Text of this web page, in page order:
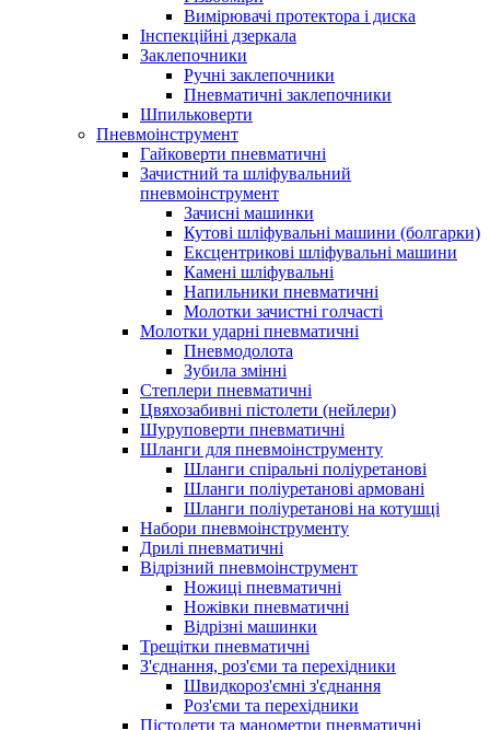
Вимірювачі протектора і диска
Інспекційні дзеркала
Заклепочники
Ручні заклепочники
Пневматичні заклепочники
Шпильковерти
Пневмоінструмент
Гайковерти пневматичні
Зачистний та шліфувальний
пневмоінструмент
Зачисні машинки
Кутові шліфувальні машини (болгарки)
Ексцентрикові шліфувальні машини
Камені шліфувальні
Напильники пневматичні
Молотки зачистні голчасті
Молотки ударні пневматичні
Пневмодолота
Зубила змінні
Степлери пневматичні
Цвяхозабивні пістолети (нейлери)
Шуруповерти пневматичні
Шланги для пневмоінструменту
Шланги спіральні поліуретанові
Шланги поліуретанові армовані
Шланги поліуретанові на котушці
Набори пневмоінструменту
Дрилі пневматичні
Відрізний пневмоінструмент
Ножиці пневматичні
Ножівки пневматичні
Відрізні машинки
Трещітки пневматичні
З'єднання, роз'єми та перехідники
Швидкороз'ємні з'єднання
Роз'єми та перехідники
Пістолети та манометри пневматичні